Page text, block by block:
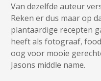
Van dezelfde auteur
Reken er dus maar op
plantaardige recepten
heeft als fotograaf,
oog voor mooie
Jasons middle name.